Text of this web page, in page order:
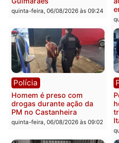
Polícia
colisão entre caminhão e
carro deixa quatro mortos
em Porto Velho
quinta-feira, 06/08/2026 às 20:51